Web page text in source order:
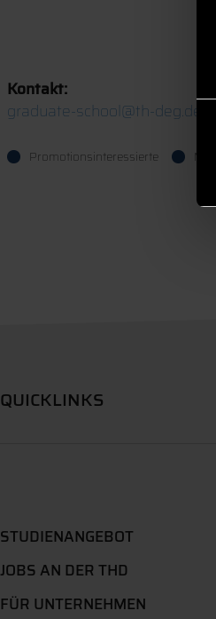
Kontakt:
graduate-school@th-deg.de
Promotionsinteressierte
QUICKLINKS
STUDIENANGEBOT
JOBS AN DER THD
FÜR UNTERNEHMEN